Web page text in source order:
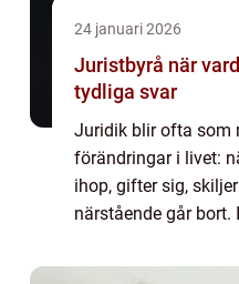
24 januari 2026
Juristbyrå när vardagens juridik kräver
tydliga svar
Juridik blir ofta som
förändringar i livet:
ihop, gifter sig,
närstående går bort.
känslomässigt och